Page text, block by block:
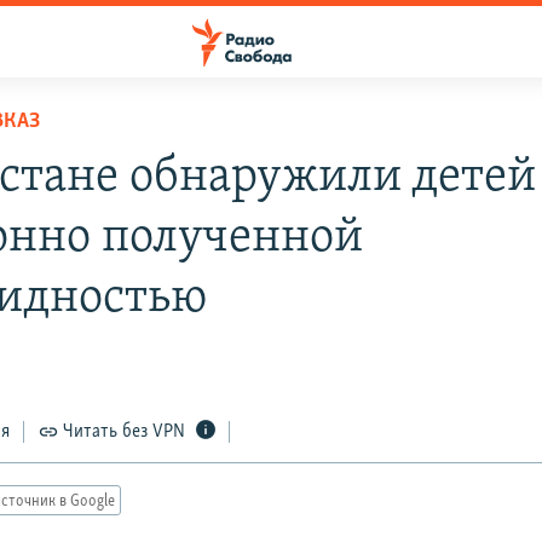
обнаружили детей
полученной
Читать без VPN
в Google